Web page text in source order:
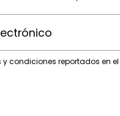
condiciones reportados en el